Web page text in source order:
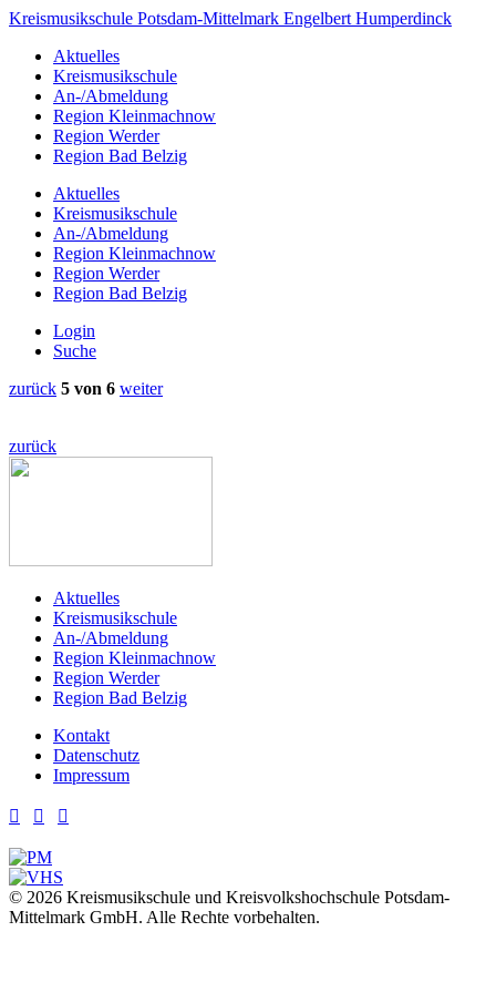
Kreismusikschule Potsdam-Mittelmark Engelbert Humperdinck
Aktuelles
Kreismusikschule
An-/Abmeldung
Region Kleinmachnow
Region Werder
Region Bad Belzig
Aktuelles
Kreismusikschule
An-/Abmeldung
Region Kleinmachnow
Region Werder
Region Bad Belzig
Login
Suche
zurück 5 von 6 weiter
zurück
Aktuelles
Kreismusikschule
An-/Abmeldung
Region Kleinmachnow
Region Werder
Region Bad Belzig
Kontakt
Datenschutz
Impressum
  
© 2026 Kreismusikschule und Kreisvolkshochschule Potsdam-
Mittelmark GmbH. Alle Rechte vorbehalten.